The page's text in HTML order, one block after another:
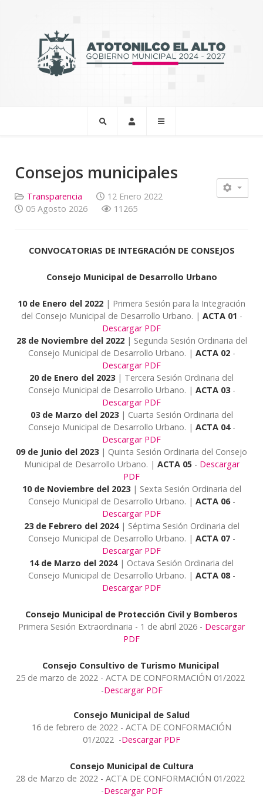
Consejos municipales
Transparencia
12 Enero 2022
05 Agosto 2026
11265
CONVOCATORIAS DE INTEGRACIÓN DE CONSEJOS
Consejo Municipal de Desarrollo Urbano
10 de Enero del 2022 | Primera Sesión para la Integración
del Consejo Municipal de Desarrollo Urbano. | ACTA 01 -
Descargar PDF
28 de Noviembre del 2022| Segunda Sesión Ordinaria del
Consejo Municipal de Desarrollo Urbano. | ACTA 02-
Descargar PDF
20 de Enero del 2023| Tercera Sesión Ordinaria del
Consejo Municipal de Desarrollo Urbano. | ACTA 03-
Descargar PDF
03 de Marzo del 2023| Cuarta Sesión Ordinaria del
Consejo Municipal de Desarrollo Urbano. | ACTA 04-
Descargar PDF
09 de Junio del 2023| Quinta Sesión Ordinaria del Consejo
Municipal de Desarrollo Urbano. | ACTA 05- Descargar
PDF
10 de Noviembre del 2023| Sexta Sesión Ordinaria del
Consejo Municipal de Desarrollo Urbano. | ACTA 06-
Descargar PDF
23 de Febrero del 2024| Séptima Sesión Ordinaria del
Consejo Municipal de Desarrollo Urbano. | ACTA 07-
Descargar PDF
14 de Marzo del 2024| Octava Sesión Ordinaria del
Consejo Municipal de Desarrollo Urbano. | ACTA 08-
Descargar PDF
Consejo Municipal de Protección Civil y Bomberos
Primera Sesión Extraordinaria - 1 de abril 2026 - Descargar
PDF
Consejo Consultivo de Turismo Municipal
25 de marzo de 2022 - ACTA DE CONFORMACIÓN 01/2022
-Descargar PDF
Consejo Municipal de Salud
16 de febrero de 2022 - ACTA DE CONFORMACIÓN
01/2022 -Descargar PDF
Consejo Municipal de Cultura
28 de Marzo de 2022 - ACTA DE CONFORMACIÓN 01/2022
-Descargar PDF